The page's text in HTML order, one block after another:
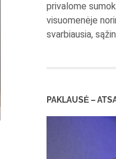
privalome
visuomenėje
svarbiausia,
PAKLAUSĖ –